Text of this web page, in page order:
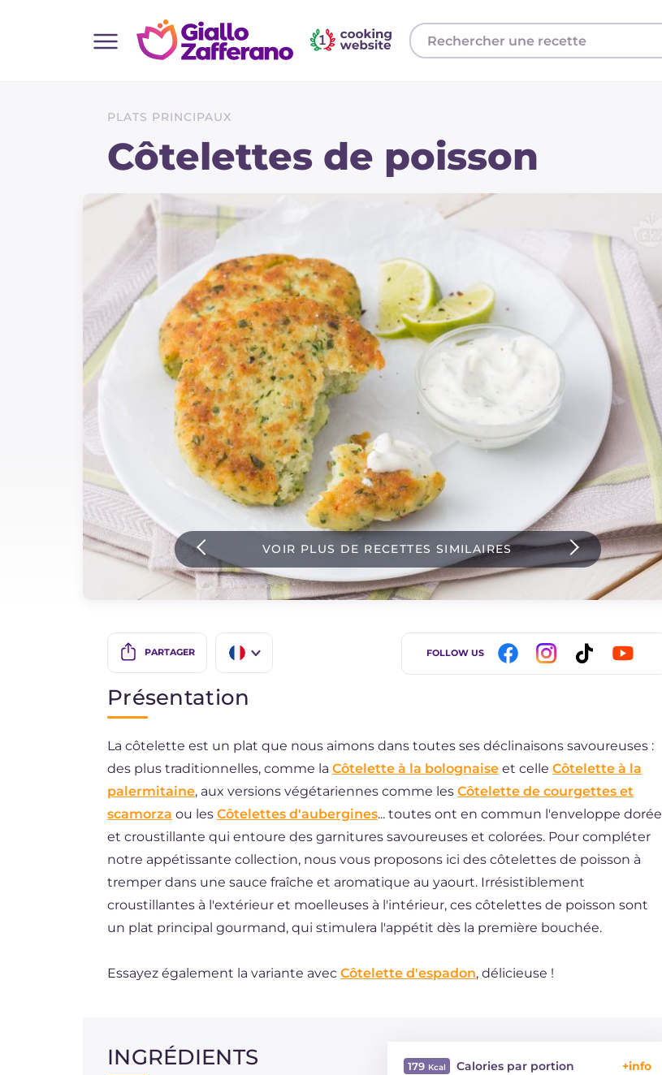
Toutes les recettes
Plats principaux
Boissons et rafraîchissements
Pizzas et focaccia
Gateaux et patisserie
Dernieres recettes
Instagram
PLATS PRINCIPAUX
Côtelettes de poisson
VOIR PLUS DE RECETTES SIMILAIRES
PARTAGER
BR
DE
ES
NL
FOLLOW US
Présentation
La côtelette est un plat que nous aimons dans toutes ses déclinaisons savoureuses :
des plus traditionnelles, comme la Côtelette à la bolognaise et celle Côtelette à la
palermitaine, aux versions végétariennes comme les Côtelette de courgettes et
scamorza ou les Côtelettes d'aubergines... toutes ont en commun l'enveloppe dorée
et croustillante qui entoure des garnitures savoureuses et colorées. Pour compléter
notre appétissante collection, nous vous proposons ici des côtelettes de poisson à
tremper dans une sauce fraîche et aromatique au yaourt. Irrésistiblement
croustillantes à l'extérieur et moelleuses à l'intérieur, ces côtelettes de poisson sont
un plat principal gourmand, qui stimulera l'appétit dès la première bouchée.
Essayez également la variante avec Côtelette d'espadon, délicieuse !
INGRÉDIENTS 179 Calories par portion